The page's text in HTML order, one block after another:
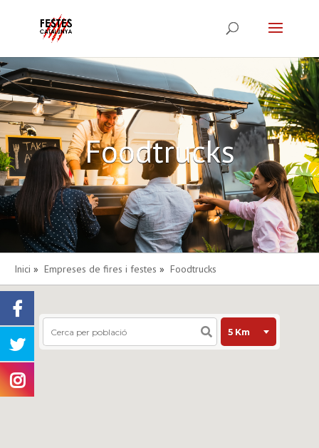
Foodtrucks
Inici » Empreses de fires i festes » Foodtrucks